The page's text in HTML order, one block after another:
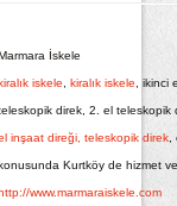
İskele
iskele kiralık iskele , ikinci
direk, 2. el teleskopik
inşaat direği, teleskopik direk,
Kurtköy de hizmet
www.marmaraiskele.com